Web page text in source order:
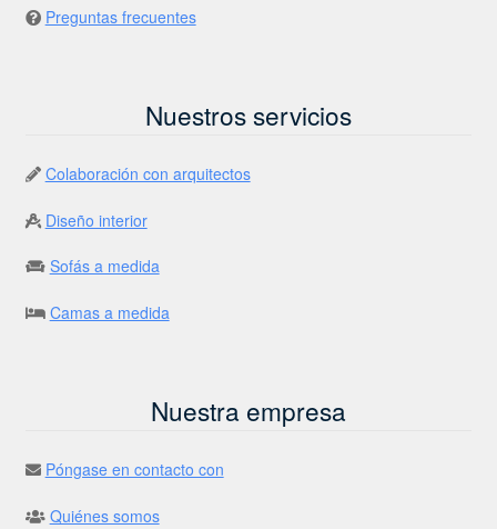
Preguntas frecuentes
Nuestros servicios
Colaboración con arquitectos
Diseño interior
Sofás a medida
Camas a medida
Nuestra empresa
Póngase en contacto con
Quiénes somos